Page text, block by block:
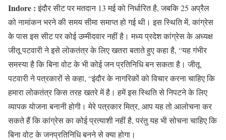
Indore :इंदौर सीट पर मतदान 13 मई को निर्धारित है, जबकि 25 अप्रैल
को नामांकन भरने की समय सीमा समाप्त हो गई थी। इस स्थिति में, कांग्रेस
के पास इस सीट पर कोई उम्मीदवार नहीं है। मध्य प्रदेश कांग्रेस के अध्यक्ष
जीतू पटवारी ने इसे लोकतंत्र के लिए खतरा बताते हुए कहा है, “यह गंभीर
समस्या है कि बिना वोट के भी कोई जन प्रतिनिधि बन सकता है। जीतू
पटवारी ने पत्रकारों से कहा, “इंदौर के नागरिकों को विचार करना चाहिए कि
हमारा लोकतंत्र किस तरह खतरे में है। हमें इस स्थिति से निपटने के लिए
व्यापक योजना बनानी होगी। मेरे पत्रकार मित्र, आप यह तो आलोचना कर
सकते हैं कि कांग्रेस का कोई प्रत्याशी नहीं है, परंतु यह भी सोचना चाहिए कि
बिना वोट के जनप्रतिनिधि बनने से क्या होगा।